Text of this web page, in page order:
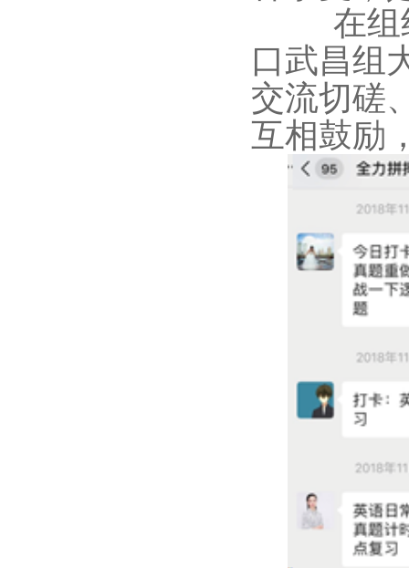
在
口武昌组
交流切磋
互相鼓励